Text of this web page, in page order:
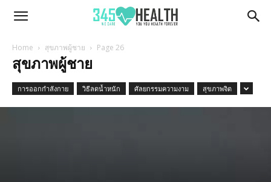
345Health
Home สุขภาพผู้ชาย Page 26
สุขภาพผู้ชาย
การออกกำลังกาย วิธีลดน้ำหนัก ศัลยกรรมความงาม สุขภาพจิต